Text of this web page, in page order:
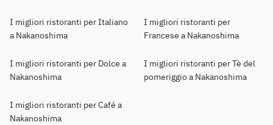
I migliori ristoranti per Italiano
a Nakanoshima
I migliori ristoranti per
Francese a Nakanoshima
I migliori ristoranti per Dolce a
Nakanoshima
I migliori ristoranti per Tè del
pomeriggio a Nakanoshima
I migliori ristoranti per Café a
Nakanoshima